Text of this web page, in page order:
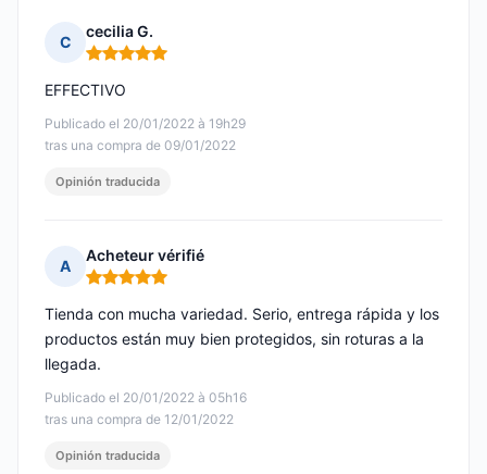
C
cecilia G.
Nota: 5 de 5
Publicado el 20/01/2022 à 19h29
tras una compra de 09/01/2022
EFFECTIVO
Opinión traducida
A
Acheteur vérifié
Nota: 5 de 5
Publicado el 20/01/2022 à 05h16
tras una compra de 12/01/2022
Tienda con mucha variedad. Serio, entrega rápida y los
productos están muy bien protegidos, sin roturas a la
llegada.
Opinión traducida